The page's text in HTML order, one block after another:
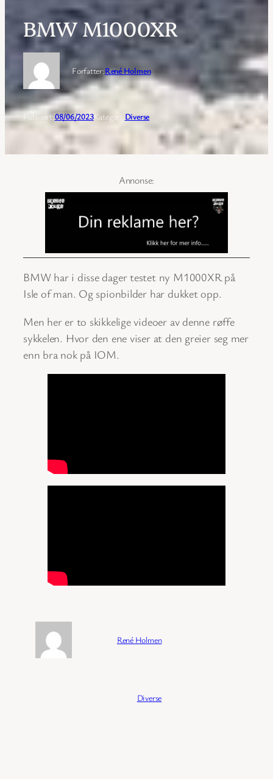
BMW M1000XR
Forfatter:René Holmen
Publisert:08/06/2023Kategori:Diverse
BMW har i disse dager testet ny M1000XR på
Isle of man. Og spionbilder har dukket opp.
Men her er to skikkelige videoer av denne røffe
sykkelen. Hvor den ene viser at den greier seg mer
enn bra nok på IOM.
René Holmen
Diverse